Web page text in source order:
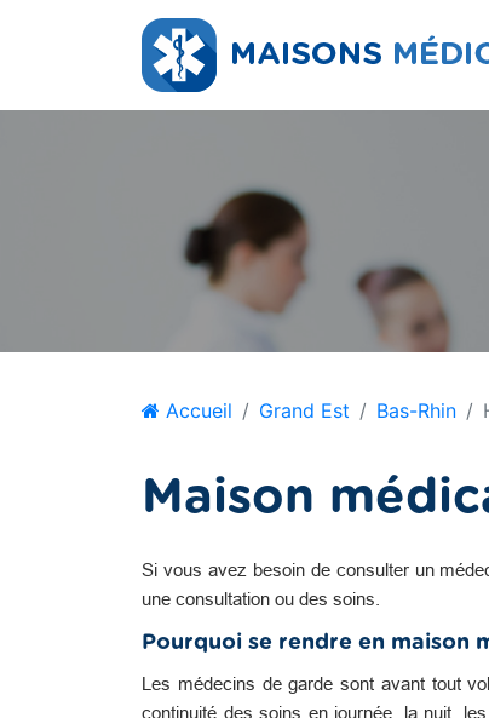
Accueil Grand Est Bas-Rhin
Maison
Si vous avez besoin de consulter un
une consultation ou des soins.
Pourquoi se rendre en maison
Les médecins de garde sont avant tout
continuité des soins en journée, la nuit,